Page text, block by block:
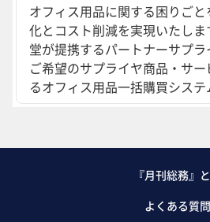
オフィス用品に関する困りご
化とコスト削減を実現いたし
堂が提携するパートナーサプ
ご希望のサプライヤ商品・サ
るオフィス用品一括購買システ
『月刊総務』
よくある質問